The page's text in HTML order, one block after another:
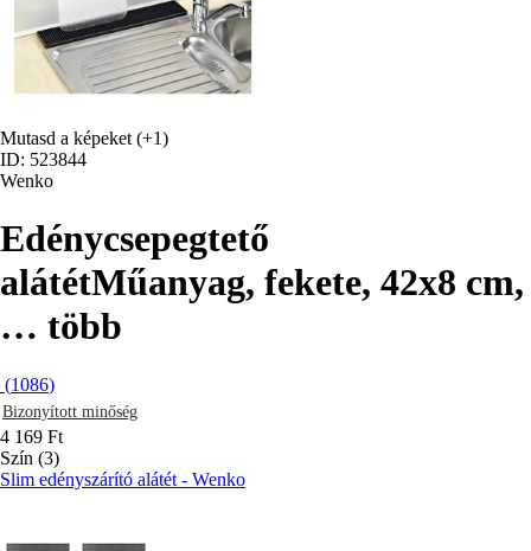
Mutasd a képeket (+1)
ID: 523844
Wenko
Edénycsepegtető
alátétMűanyag, fekete, 42x8 cm,
… több
(1086)
Bizonyított minőség
4 169 Ft
Szín (3)
Slim edényszárító alátét - Wenko